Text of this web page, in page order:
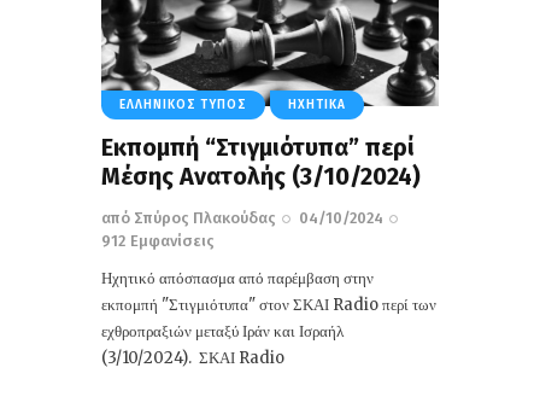
ΕΛΛΗΝΙΚΌΣ ΤΎΠΟΣ ΗΧΗΤΙΚΆ
Εκπομπή “Στιγμιότυπα” περί
Μέσης Ανατολής (3/10/2024)
από Σπύρος Πλακούδας
04/10/2024
912 Εμφανίσεις
Ηχητικό απόσπασμα από παρέμβαση στην
εκπομπή "Στιγμιότυπα" στον ΣΚΑΙ Radio περί των
εχθροπραξιών μεταξύ Ιράν και Ισραήλ
(3/10/2024). ΣΚΑΙ Radio